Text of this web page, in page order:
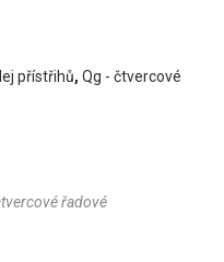
přístřihů, Qg - čtvercové
řadové